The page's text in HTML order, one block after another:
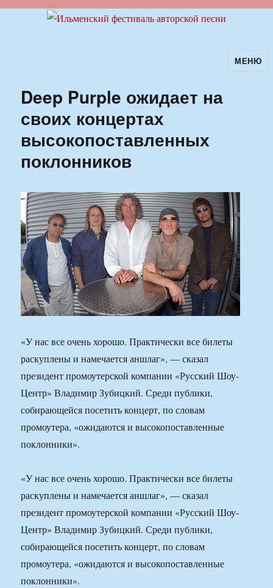
Ильменский фестиваль авторской
песни
МЕНЮ
Deep Purple ожидает на
своих концертах
высокопоставленных
поклонников
«У нас все очень хорошо. Практически все билеты
раскуплены и намечается аншлаг», — сказал
президент промоутерской компании «Русский Шоу-
Центр» Владимир Зубицкий. Среди публики,
собирающейся посетить концерт, по словам
промоутера, «ожидаются и высокопоставленные
поклонники».
«У нас все очень хорошо. Практически все билеты
раскуплены и намечается аншлаг», — сказал
президент промоутерской компании «Русский Шоу-
Центр» Владимир Зубицкий. Среди публики,
собирающейся посетить концерт, по словам
промоутера, «ожидаются и высокопоставленные
поклонники».